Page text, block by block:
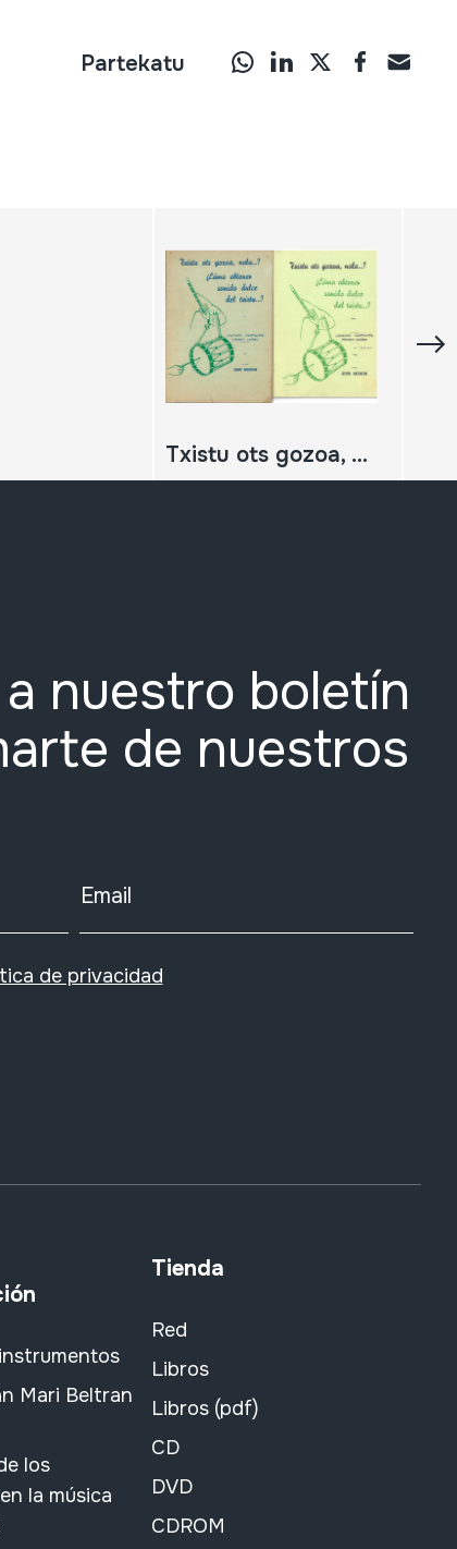
Partekatu
Txistu ots gozoa, nola? Lenego ikastaldia
nuestro boletín
de nuestros
Email
de privacidad
Mari Beltran
los
la música
Tienda
Red
Libros
Libros (pdf)
CD
DVD
CDROM